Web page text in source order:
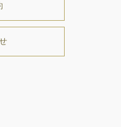
ました。ハリー・ウィンスト
イヤモンド及びジェムストー